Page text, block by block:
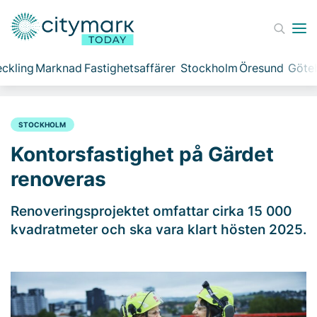
Marknad Fastighetsaffärer Stockholm Öresund
STOCKHOLM
Kontorsfastighet på Gärdet
renoveras
Renoveringsprojektet omfattar cirka 15 000
kvadratmeter och ska vara klart hösten 2025.